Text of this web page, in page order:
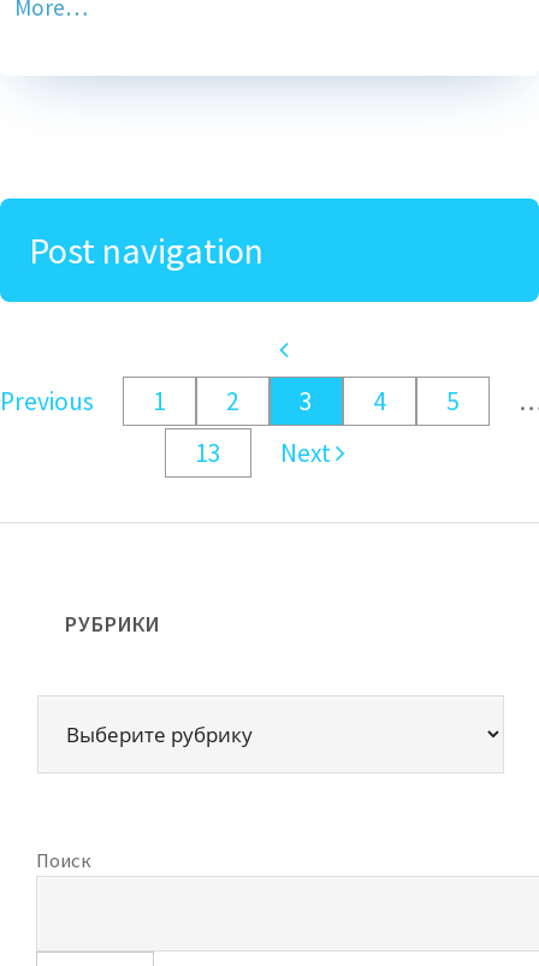
More…
Post navigation
Previous 1 2 3 4 5
13
Next
РУБРИКИ
Поиск